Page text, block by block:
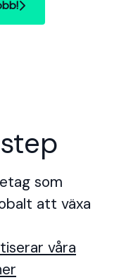
som
att växa
våra